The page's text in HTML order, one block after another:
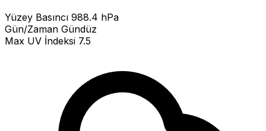
Yüzey Basıncı 988.4 hPa
Gün/Zaman Gündüz
Max UV İndeksi 7.5